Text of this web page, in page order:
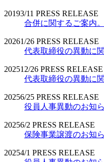
20193/11 PRESS RELEASE
合併に関するご案内。
20261/26 PRESS RELEASE
代表取締役の異動に
202512/26 PRESS RELEASE
代表取締役の異動に
20256/25 PRESS RELEASE
役員人事異動のお知
20256/2 PRESS RELEASE
保険事業譲渡のお知
20254/1 PRESS RELEASE